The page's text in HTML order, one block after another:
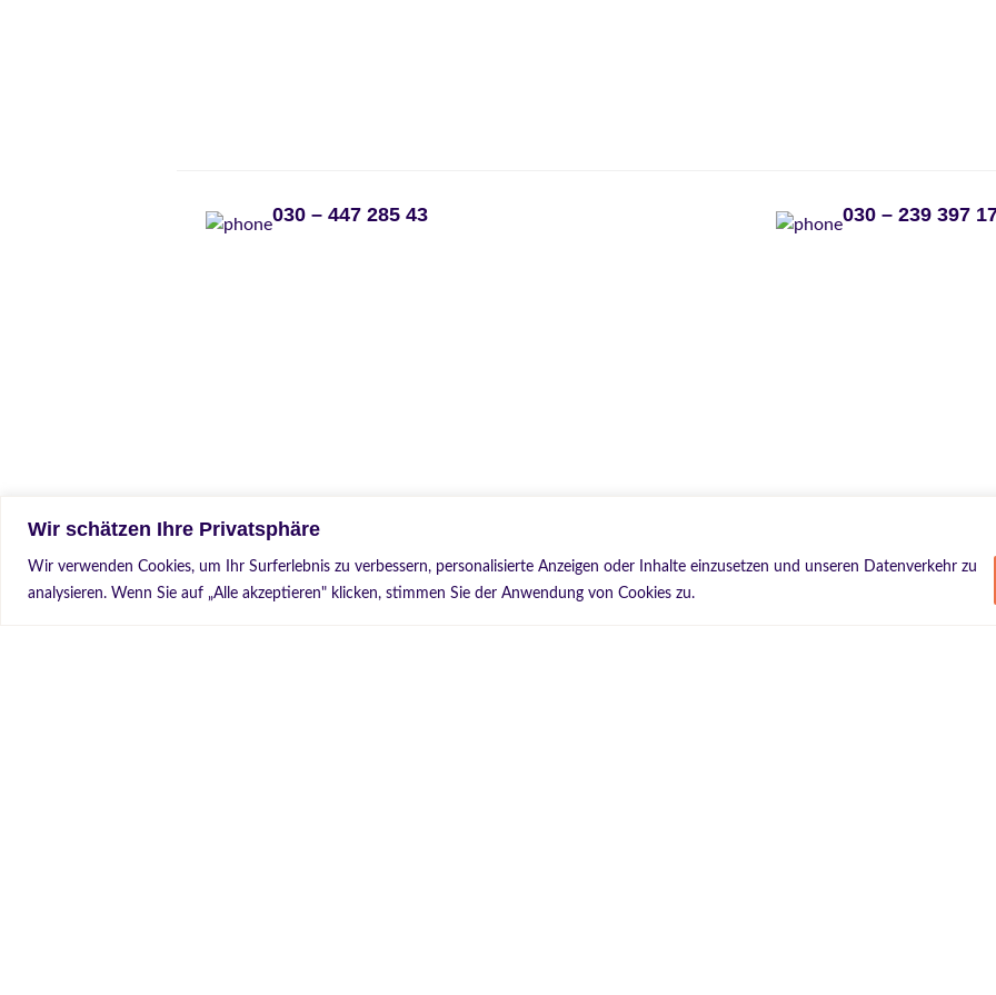
Wir schätzen Ihre Privatsphäre
Wir verwenden Cookies, um Ihr Surferlebnis zu verbessern, personalisierte Anzeigen oder Inhalte einzusetzen und unseren Datenverkehr zu
analysieren. Wenn Sie auf „Alle akzeptieren" klicken, stimmen Sie der Anwendung von Cookies zu.
030 – 447 285 43 030 – 239 397